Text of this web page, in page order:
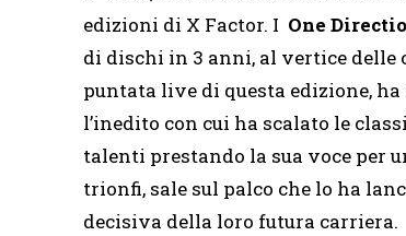
edizioni di X Factor. I One
di dischi in 3 anni, al vertice
puntata live di questa edizione,
l’inedito con cui ha scalato le
talenti prestando la sua voce per
trionfi, sale sul palco che lo ha
decisiva della loro futura carriera.